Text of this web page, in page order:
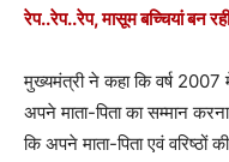
रेप..रेप..रेप, मासूम बच्चियां बन
मुख्यमंत्री ने कहा कि वर्ष 2007
अपने माता-पिता का सम्मान
कि अपने माता-पिता एवं वरिष्ठों